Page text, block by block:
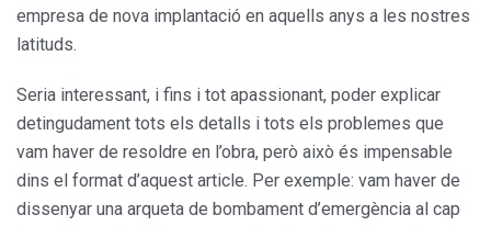
empresa de nova implantació en aquells anys a les nostres
latituds.
Seria interessant, i fins i tot apassionant, poder explicar
detingudament tots els detalls i tots els problemes que
vam haver de resoldre en l’obra, però això és impensable
dins el format d’aquest article. Per exemple: vam haver de
dissenyar una arqueta de bombament d’emergència al cap